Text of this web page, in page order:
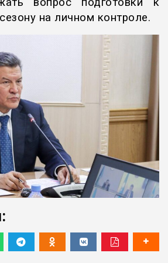
на личном контроле.